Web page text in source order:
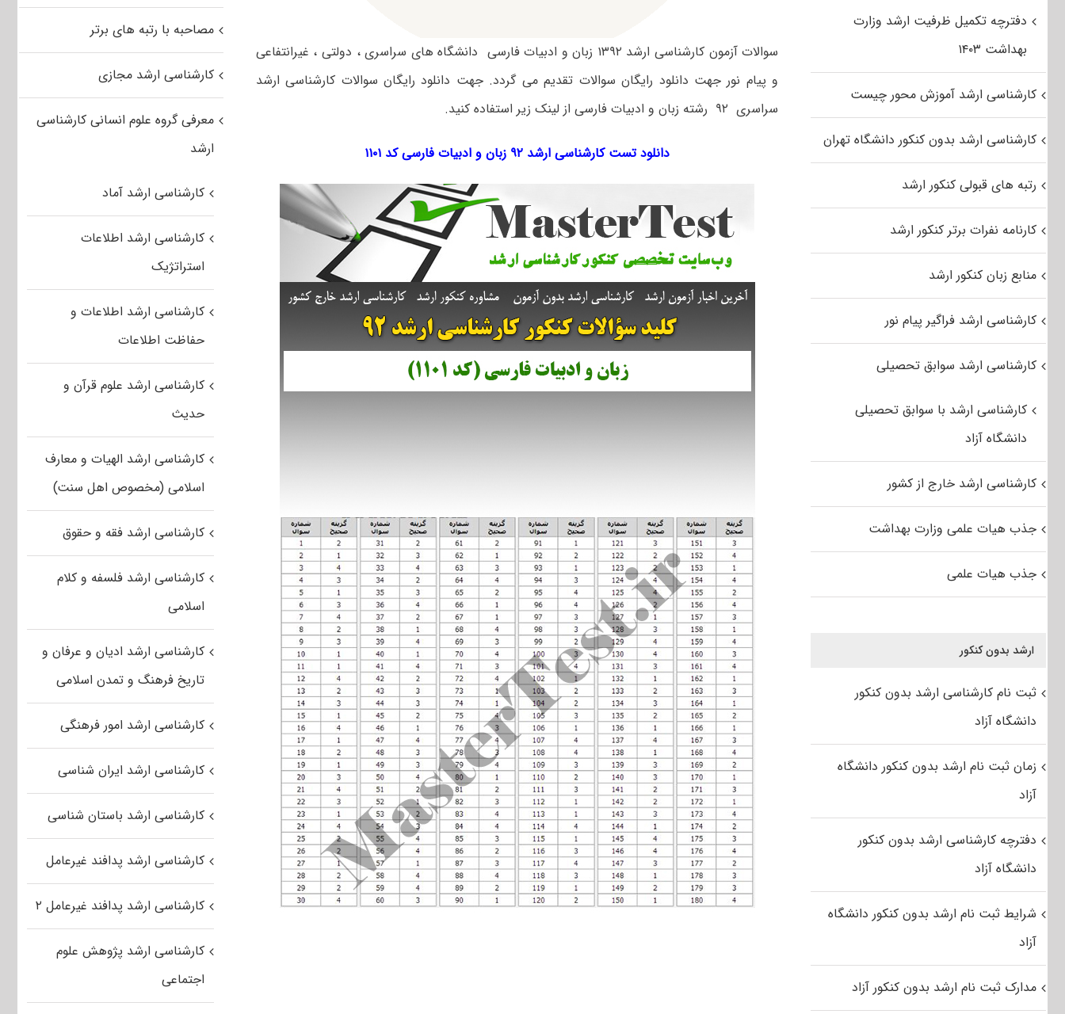
سوالات آزمون کارشناسی ارشد ۱۳۹۲ زبان و ادبیات فارسی دانشگاه های سراسری ، دولتی ، غیرانتفاعی
و پیام نور جهت دانلود رایگان سوالات تقدیم می گردد. جهت دانلود رایگان سوالات کارشناسی ارشد
سراسری ۹۲ رشته زبان و ادبیات فارسی از لینک زیر استفاده کنید.
دانلود تست کارشناسی ارشد ۹۲ زبان و ادبیات فارسی کد ۱۱۰۱
مصاحبه با رتبه های برتر
کارشناسی ارشد مجازی
معرفی گروه علوم انسانی کارشناسی
ارشد
کارشناسی ارشد آماد
کارشناسی ارشد اطلاعات
استراتژیک
کارشناسی ارشد اطلاعات و
حفاظت اطلاعات
کارشناسی ارشد علوم قرآن و
حدیث
کارشناسی ارشد الهیات و معارف
اسلامی (مخصوص اهل سنت)
کارشناسی ارشد فقه و حقوق
کارشناسی ارشد فلسفه و کلام
اسلامی
کارشناسی ارشد ادیان و عرفان و
تاریخ فرهنگ و تمدن اسلامی
کارشناسی ارشد امور فرهنگی
کارشناسی ارشد ایران شناسی
کارشناسی ارشد باستان شناسی
کارشناسی ارشد پدافند غیرعامل
کارشناسی ارشد پدافند غیرعامل ۲
کارشناسی ارشد پژوهش علوم
اجتماعی
دفترچه تکمیل ظرفیت ارشد وزارت
بهداشت ۱۴۰۳
کارشناسی ارشد آموزش محور چیست
کارشناسی ارشد بدون کنکور دانشگاه تهران
رتبه های قبولی کنکور ارشد
کارنامه نفرات برتر کنکور ارشد
منابع زبان کنکور ارشد
کارشناسی ارشد فراگیر پیام نور
کارشناسی ارشد سوابق تحصیلی
کارشناسی ارشد با سوابق تحصیلی
دانشگاه آزاد
کارشناسی ارشد خارج از کشور
جذب هیات علمی وزارت بهداشت
جذب هیات علمی
ارشد بدون کنکور
ثبت نام کارشناسی ارشد بدون کنکور
دانشگاه آزاد
زمان ثبت نام ارشد بدون کنکور دانشگاه
آزاد
دفترچه کارشناسی ارشد بدون کنکور
دانشگاه آزاد
شرایط ثبت نام ارشد بدون کنکور دانشگاه
آزاد
مدارک ثبت نام ارشد بدون کنکور آزاد